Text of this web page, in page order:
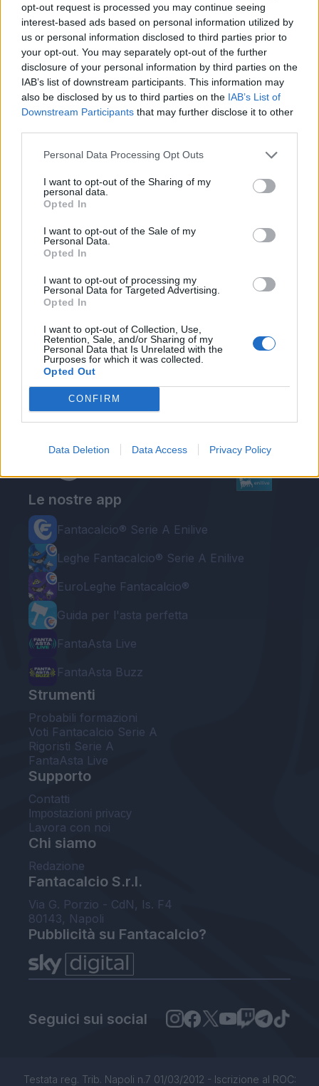
opt-out request is processed you may continue seeing
interest-based ads based on personal information utilized by
us or personal information disclosed to third parties prior to
your opt-out. You may separately opt-out of the further
disclosure of your personal information by third parties on the
IAB’s list of downstream participants. This information may
also be disclosed by us to third parties on the IAB’s List of
Downstream Participants that may further disclose it to other
Personal Data Processing Opt Outs
I want to opt-out of the Sharing of my
personal data.
Opted In
I want to opt-out of the Sale of my
Personal Data.
Opted In
I want to opt-out of processing my
Personal Data for Targeted Advertising.
Opted In
I want to opt-out of Collection, Use,
Retention, Sale, and/or Sharing of my
Personal Data that Is Unrelated with the
Purposes for which it was collected.
Opted Out
CONFIRM
Data Deletion Data Access Privacy Policy
dopo uno scontro di gioco. Al suo posto è
entrato Alberto Moreno: nelle prossime ore sarà
valutato con attenzione dallo staff medico.
Gianmarco Della Ragione
Le nostre app
Fantacalcio® Serie A Enilive
Leghe Fantacalcio® Serie A Enilive
EuroLeghe Fantacalcio®
Guida per l'asta perfetta
FantaAsta Live
FantaAsta Buzz
Strumenti
Probabili formazioni
Voti Fantacalcio Serie A
Rigoristi Serie A
FantaAsta Live
Supporto
Contatti
Impostazioni privacy
Lavora con noi
Chi siamo
Redazione
Fantacalcio S.r.l.
Via G. Porzio - CdN, Is. F4
80143, Napoli
Pubblicità su Fantacalcio?
Seguici sui social
Testata reg. Trib. Napoli n.7 01/03/2012 - Iscrizione al ROC: